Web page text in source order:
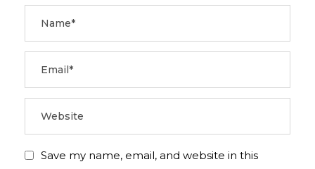
Save my name, email, and website in this